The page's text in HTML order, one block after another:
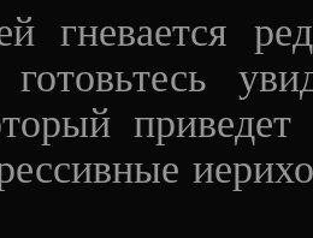
гневается
готовьтесь